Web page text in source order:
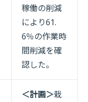
稼働の削減
により61.
6％の作業時
間削減を確
認した。
＜計画＞栽